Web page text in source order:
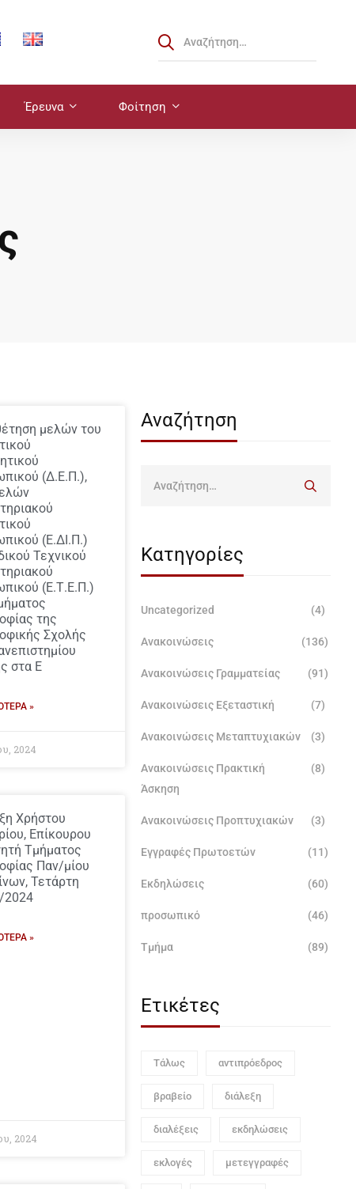
Έρευνα Φοίτηση
μελών του
(Δ.Ε.Π.),
(Ε.ΔΙ.Π.)
Τεχνικού
(Ε.Τ.Ε.Π.)
της
Σχολής
στα Ε
»
2024
Χρήστου
Επίκουρου
Τμήματος
Παν/μίου
Τετάρτη
»
2024
Αναζήτηση
Κατηγορίες
Uncategorized (4)
Ανακοινώσεις (136)
Ανακοινώσεις Γραμματείας (91)
Ανακοινώσεις Εξεταστική (7)
Ανακοινώσεις Μεταπτυχιακών (3)
Ανακοινώσεις Πρακτική
Άσκηση
(8)
Ανακοινώσεις Προπτυχιακών (3)
Εγγραφές Πρωτοετών (11)
Εκδηλώσεις (60)
προσωπικό (46)
Τμήμα (89)
Ετικέτες
Τάλως αντιπρόεδρος
βραβείο διάλεξη
διαλέξεις εκδηλώσεις
εκλογές μετεγγραφές